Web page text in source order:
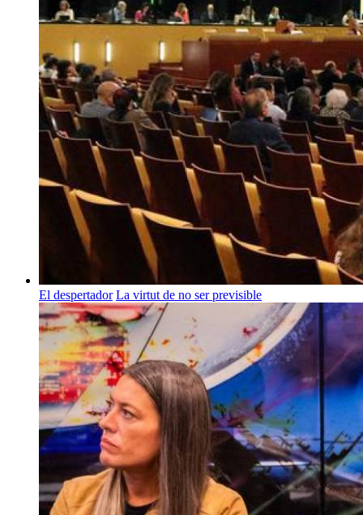
El despertador La virtut de no ser previsible